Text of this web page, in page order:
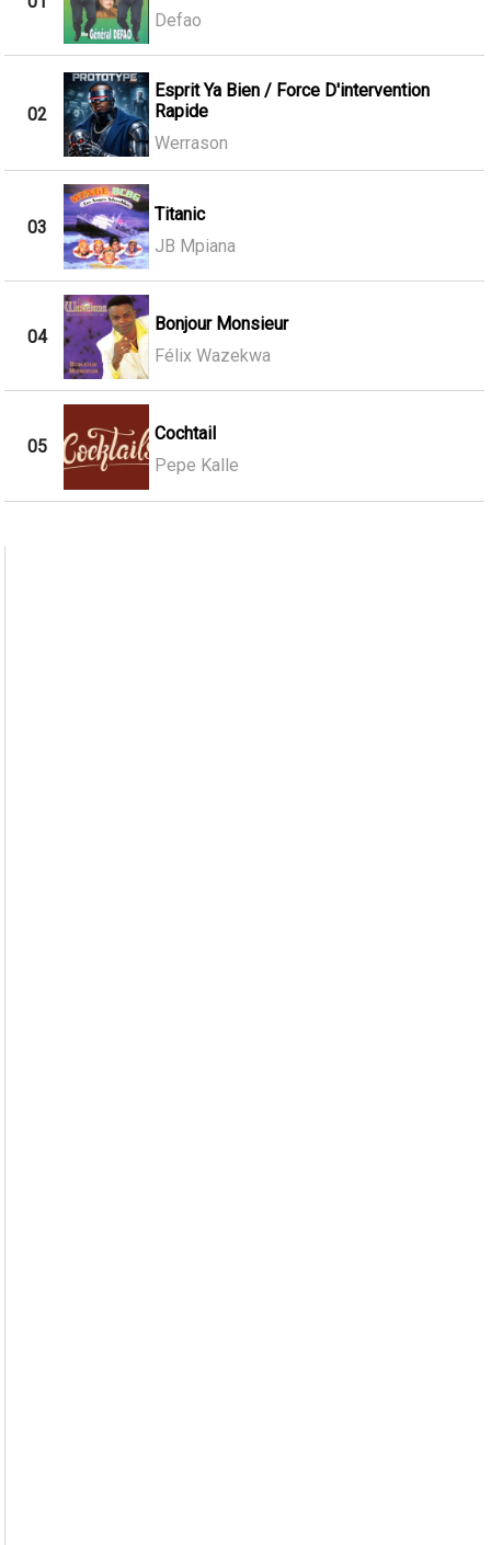
Defao
02
Esprit Ya Bien / Force D'intervention
Rapide
Werrason
03
Titanic
JB Mpiana
04
Bonjour Monsieur
Félix Wazekwa
05
Cochtail
Pepe Kalle